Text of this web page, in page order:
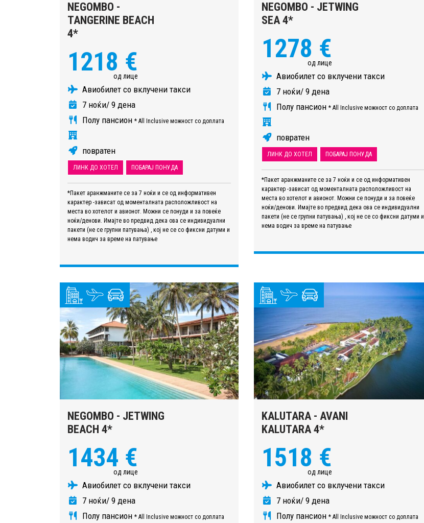
NEGOMBO -
TANGERINE BEACH
4*
1218 €
од лице
Авиобилет со вклучени такси
7 ноќи/ 9 дена
Полу пансион * All Inclusive можност со доплата
повратен
ЛИНК ДО ХОТЕЛ ПОБАРАЈ ПОНУДА
*Пакет аранжманите се за 7 ноќи и се од информативен
карактер -зависат од моменталната расположливост на
места во хотелот и авионот. Можни се понуди и за повеќе
ноќи/денови. Имајте во предвид дека ова се индивидуални
пакети (не се групни патувања) , кој не се со фиксни датуми и
нема водич за време на патување
NEGOMBO - JETWING
SEA 4*
1278 €
од лице
Авиобилет со вклучени такси
7 ноќи/ 9 дена
Полу пансион * All Inclusive можност со доплата
повратен
ЛИНК ДО ХОТЕЛ ПОБАРАЈ ПОНУДА
*Пакет аранжманите се за 7 ноќи и се од информативен
карактер -зависат од моменталната расположливост на
места во хотелот и авионот. Можни се понуди и за повеќе
ноќи/денови. Имајте во предвид дека ова се индивидуални
пакети (не се групни патувања) , кој не се со фиксни датуми и
нема водич за време на патување
NEGOMBO - JETWING
BEACH 4*
1434 €
од лице
Авиобилет со вклучени такси
7 ноќи/ 9 дена
Полу пансион * All Inclusive можност со доплата
KALUTARA - AVANI
KALUTARA 4*
1518 €
од лице
Авиобилет со вклучени такси
7 ноќи/ 9 дена
Полу пансион * All Inclusive можност со доплата